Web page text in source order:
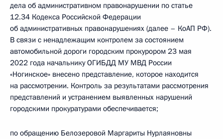
дела об административном правонарушении по статье
12.34 Кодекса Российской Федерации
об административных правонарушениях (далее – КоАП РФ).
В связи с ненадлежащим контролем за состоянием
автомобильной дороги городским прокурором 23 мая
2022 года начальнику ОГИБДД МУ МВД России
«Ногинское» внесено представление, которое находится
на рассмотрении. Контроль за результатами рассмотрения
представлений и устранением выявленных нарушений
городскими прокуратурами обеспечивается;
по обращению Белозеровой Маргариты Нурлаяновны